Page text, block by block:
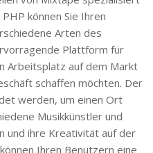
können Sie Ihren
Arten des
Plattform für
Arbeitsplatz auf dem Markt
schaffen möchten. Der
werden, um einen Ort
Musikkünstler und
und ihre Kreativität auf der
Ihren Benutzern eine